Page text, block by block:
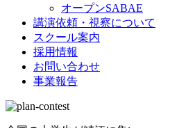
オープンSABAE
講演依頼・視察について
スクール案内
採用情報
お問い合わせ
事業報告